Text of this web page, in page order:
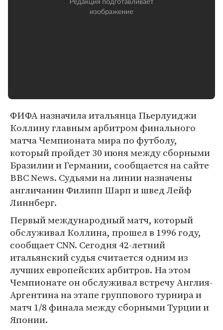
ФИФА назначила итальянца Пьерлуиджи
Коллину главным арбитром финального
матча Чемпионата мира по футболу,
который пройдет 30 июня между сборными
Бразилии и Германии, сообщается на сайте
BBC News. Судьями на линии назначены
англичанин Филипп Шарп и швед Лейф
Линнберг.
Первый международный матч, который
обслуживал Коллина, прошел в 1996 году,
сообщает CNN. Сегодня 42-летний
итальянский судья считается одним из
лучших европейских арбитров. На этом
Чемпионате он обслуживал встречу Англия-
Аргентина на этапе группового турнира и
матч 1/8 финала между сборными Турции и
Японии.